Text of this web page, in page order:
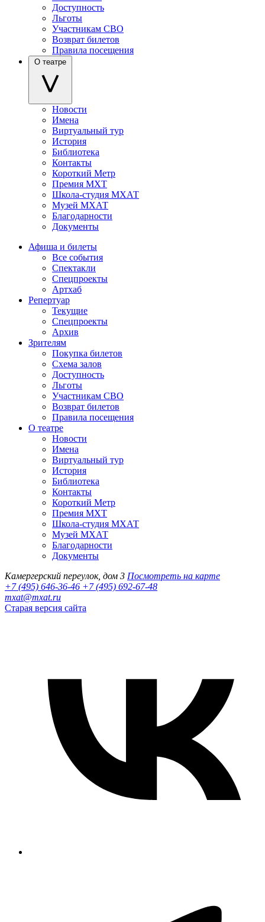
Доступность
Льготы
Участникам СВО
Возврат билетов
Правила посещения
О театре
Новости
Имена
Виртуальный тур
История
Библиотека
Контакты
Короткий Метр
Премия МХТ
Школа-студия МХАТ
Музей МХАТ
Благодарности
Документы
Афиша и билеты
Все события
Спектакли
Спецпроекты
Артхаб
Репертуар
Текущие
Спецпроекты
Архив
Зрителям
Покупка билетов
Схема залов
Доступность
Льготы
Участникам СВО
Возврат билетов
Правила посещения
О театре
Новости
Имена
Виртуальный тур
История
Библиотека
Контакты
Короткий Метр
Премия МХТ
Школа-студия МХАТ
Музей МХАТ
Благодарности
Документы
Камергерский переулок, дом 3 Посмотреть на карте
+7 (495) 646-36-46 +7 (495) 692-67-48‬
mxat@mxat.ru
Старая версия сайта